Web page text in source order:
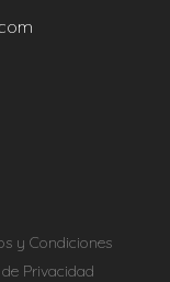
y Condiciones
Privacidad